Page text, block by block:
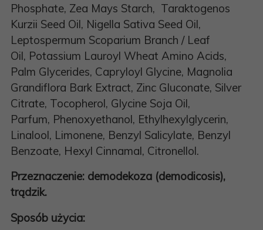
Phosphate, Zea Mays Starch, Taraktogenos
Kurzii Seed Oil, Nigella Sativa Seed Oil,
Leptospermum Scoparium Branch / Leaf
Oil, Potassium Lauroyl Wheat Amino Acids,
Palm Glycerides, Capryloyl Glycine, Magnolia
Grandiflora Bark Extract, Zinc Gluconate, Silver
Citrate, Tocopherol, Glycine Soja Oil,
Parfum, Phenoxyethanol, Ethylhexylglycerin,
Linalool, Limonene, Benzyl Salicylate, Benzyl
Benzoate, Hexyl Cinnamal, Citronellol.
Przeznaczenie: demodekoza (demodicosis),
trądzik.
Sposób użycia: